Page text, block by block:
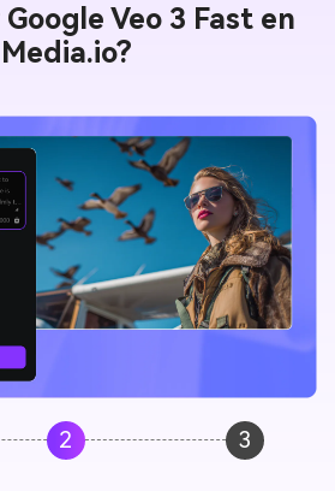
Veo 3 Fast en
Media.io?
2 3